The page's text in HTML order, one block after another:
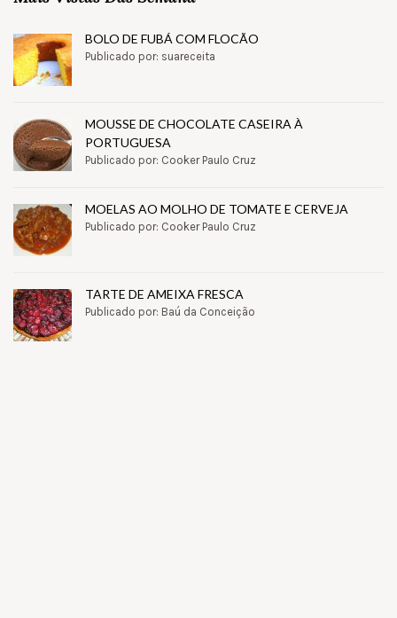
BOLO DE FUBÁ COM FLOCÃO
Publicado por: suareceita
MOUSSE DE CHOCOLATE CASEIRA À
PORTUGUESA
Publicado por: Cooker Paulo Cruz
MOELAS AO MOLHO DE TOMATE E CERVEJA
Publicado por: Cooker Paulo Cruz
TARTE DE AMEIXA FRESCA
Publicado por: Baú da Conceição